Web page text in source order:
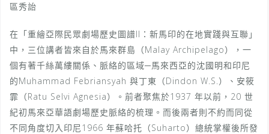
區秀詒
在「重繪亞際民眾劇場歷史圖譜II：新馬印的在地實踐與互聯」
中，三位講者皆來自於馬來群島（Malay Archipelago），一
個有著千絲萬縷關係、脈絡的區域─馬來西亞的沈國明和印尼
的Muhammad Febriansyah 與丁東（Dindon W.S.）、安筱
霏（Ratu Selvi Agnesia）。前者聚焦於1937 年以前，20 世
紀初馬來亞華語劇場歷史脈絡的梳理。而後兩者則不約而同從
不同角度切入印尼1966 年蘇哈托（Suharto）總統掌權後所發